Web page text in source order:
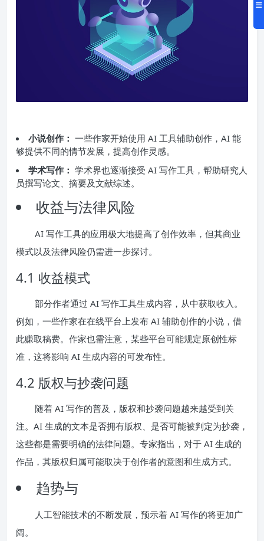
小说创作： 一些作家开始使用 AI 工具辅助创作，AI 能
够提供不同的情节发展，提高创作灵感。
学术写作： 学术界也逐渐接受 AI 写作工具，帮助研究人
员撰写论文、摘要及文献综述。
收益与法律风险
AI 写作工具的应用极大地提高了创作效率，但其商业
模式以及法律风险仍需进一步探讨。
4.1 收益模式
部分作者通过 AI 写作工具生成内容，从中获取收入。
例如，一些作家在在线平台上发布 AI 辅助创作的小说，借
此赚取稿费。作家也需注意，某些平台可能规定原创性标
准，这将影响 AI 生成内容的可发布性。
4.2 版权与抄袭问题
随着 AI 写作的普及，版权和抄袭问题越来越受到关
注。AI 生成的文本是否拥有版权、是否可能被判定为抄袭，
这些都是需要明确的法律问题。专家指出，对于 AI 生成的
作品，其版权归属可能取决于创作者的意图和生成方式。
趋势与
人工智能技术的不断发展，预示着 AI 写作的将更加广
阔。